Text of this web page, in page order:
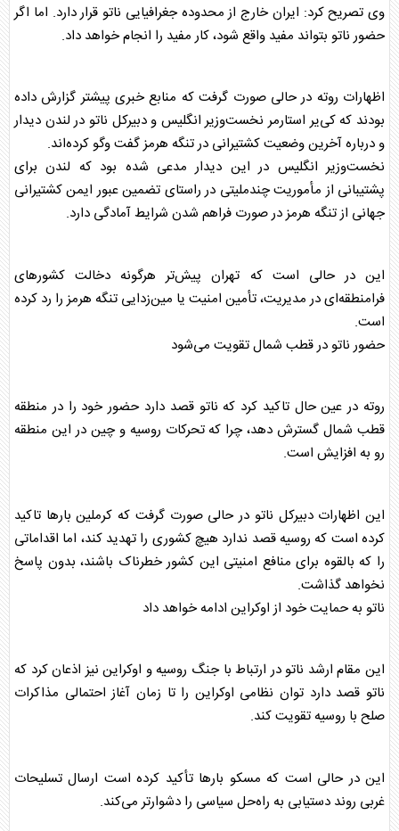
وی تصریح کرد: ایران خارج از محدوده جغرافیایی ناتو قرار دارد. اما اگر
حضور ناتو بتواند مفید واقع شود، کار مفید را انجام خواهد داد.
اظهارات روته در حالی صورت گرفت که منابع خبری پیشتر گزارش داده
بودند که کی‌یر استارمر نخست‌وزیر انگلیس و دبیرکل ناتو در لندن دیدار
و درباره آخرین وضعیت کشتیرانی درتنگه هرمزگفت‌ وگو کرده‌اند.
نخست‌وزیر انگلیس در این دیدار مدعی شده بود که لندن برای
پشتیبانی از مأموریت چندملیتی در راستای تضمین عبور ایمن کشتیرانی
جهانی ازتنگه هرمزدر صورت فراهم شدن شرایط آمادگی دارد.
این در حالی است که تهران پیش‌تر هرگونه دخالت کشورهای
فرامنطقه‌ای در مدیریت، تأمین امنیت یا مین‌زدایی تنگه هرمز را رد کرده
است.
حضور ناتو در قطب شمال تقویت می‌شود
روته در عین حال تاکید کرد که ناتو قصد دارد حضور خود را در منطقه
قطب شمال گسترش دهد، چرا که تحرکات روسیه و چین در این منطقه
رو به افزایش است.
این اظهارات دبیرکل ناتو در حالی صورت گرفت که کرملین بارها تاکید
کرده است که روسیه قصد ندارد هیچ کشوری را تهدید کند، اما اقداماتی
را که بالقوه برای منافع امنیتی این کشور خطرناک باشند، بدون پاسخ
نخواهد گذاشت.
ناتو به حمایت خود از اوکراین ادامه خواهد داد
این مقام ارشد ناتو در ارتباط با جنگ روسیه و اوکراین نیز اذعان کرد که
ناتو قصد دارد توان نظامی اوکراین را تا زمان آغاز احتمالی مذاکرات
صلح با روسیه تقویت کند.
این در حالی است که مسکو بارها تأکید کرده است ارسال تسلیحات
غربی روند دستیابی به راه‌حل سیاسی را دشوارتر می‌کند.